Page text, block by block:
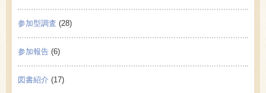
参加型調査 (28)
参加報告 (6)
図書紹介 (17)